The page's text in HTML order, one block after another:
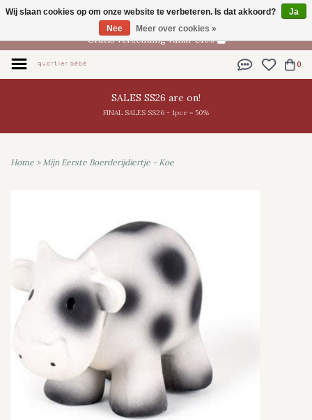
NL
Gratis verzending vanaf €100
0
SALES SS26 are on!
FINAL SALES SS26 - 1pce = 50%
Home >Mijn Eerste Boerderijdiertje - Koe
Wij slaan cookies op om onze website te verbeteren. Is dat akkoord?
Ja
Nee
Meer over cookies »